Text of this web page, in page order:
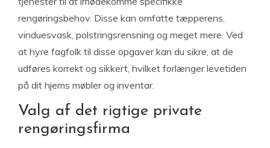
rengøringsbehov. Disse kan omfatte tæpperens,
vinduesvask, polstringsrensning og meget mere. Ved
at hyre fagfolk til disse opgaver kan du sikre, at de
udføres korrekt og sikkert, hvilket forlænger levetiden
på dit hjems møbler og inventar.
Valg af det rigtige private
rengøringsfirma